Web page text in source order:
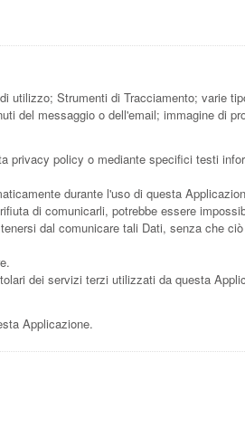
Strumenti di Tracciamento; varie
del messaggio o dell'email; immagine di
privacy policy o mediante specifici testi
durante l'uso di questa
di comunicarli, potrebbe essere
dal comunicare tali Dati, senza che
dei servizi terzi utilizzati da questa
Applicazione.